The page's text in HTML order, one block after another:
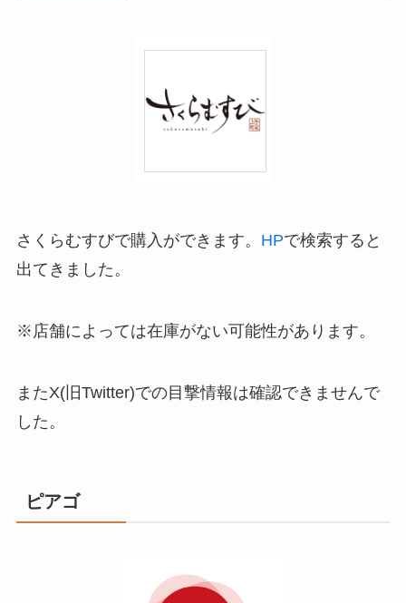
さくらむすびで購入ができます。 HPで検索すると
出てきました。
※店舗によっては在庫がない可能性があります。
またX(旧Twitter)での目撃情報は確認できませんで
した。
ピアゴ